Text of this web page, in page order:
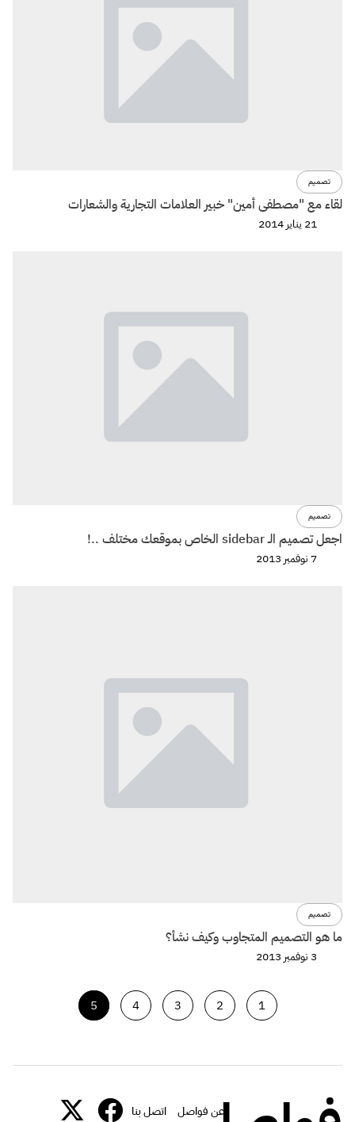
تصميم
لقاء مع "مصطفى أمين" خبير العلامات التجارية والشعارات
21 يناير 2014
تصميم
اجعل تصميم الـ sidebar الخاص بموقعك مختلف ..!
7 نوفمبر 2013
تصميم
ما هو التصميم المتجاوب وكيف نشأ؟
3 نوفمبر 2013
1
2
3
4
5
عن فواصل اتصل بنا